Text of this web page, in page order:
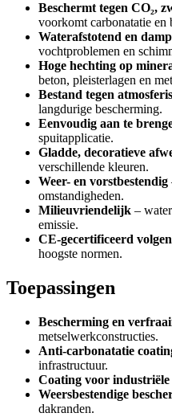
Beschermt tegen CO₂,
voorkomt carbonatatie en
Waterafstotend en
vochtproblemen en
Hoge hechting op
beton, pleisterlagen en
Bestand tegen
langdurige bescherming.
Eenvoudig aan te
spuitapplicatie.
Gladde, decoratieve
verschillende kleuren.
Weer- en vorstbestendig
omstandigheden.
Milieuvriendelijk –
emissie.
CE-gecertificeerd
hoogste normen.
Toepassingen
Bescherming en
metselwerkconstructies.
Anti-carbonatatie
infrastructuur.
Coating voor industriële
Weersbestendige
dakranden.